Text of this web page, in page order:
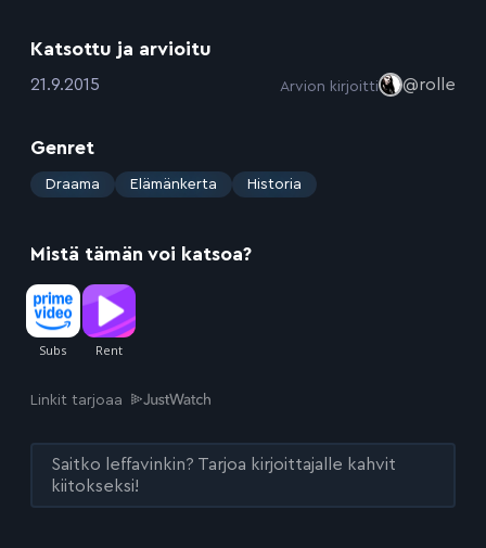
Katsottu ja arvioitu
:21.9.2015 Arvion kirjoitti @rolle
Genret
: Draama Elämänkerta Historia
Mistä tämän voi katsoa?
Linkit tarjoaa
Saitko leffavinkin? Tarjoa kirjoittajalle kahvit
kiitokseksi!